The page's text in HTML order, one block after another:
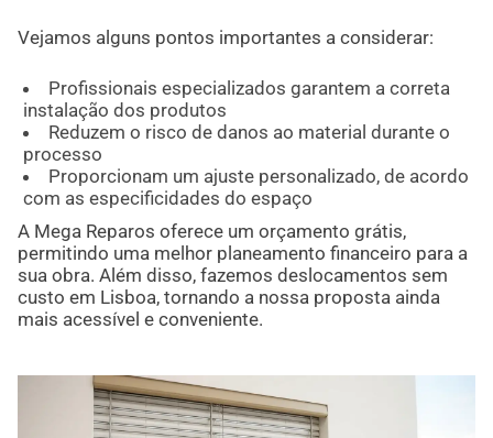
Vejamos alguns pontos importantes a considerar:
Profissionais especializados garantem a correta
instalação dos produtos
Reduzem o risco de danos ao material durante o
processo
Proporcionam um ajuste personalizado, de acordo
com as especificidades do espaço
A Mega Reparos oferece um orçamento grátis,
permitindo uma melhor planeamento financeiro para a
sua obra. Além disso, fazemos deslocamentos sem
custo em Lisboa, tornando a nossa proposta ainda
mais acessível e conveniente.